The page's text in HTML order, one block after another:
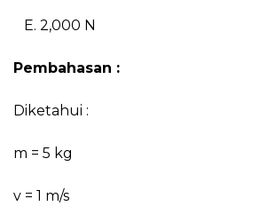
E. 2,000 N
Pembahasan :
Diketahui :
m = 5 kg
v = 1 m/s